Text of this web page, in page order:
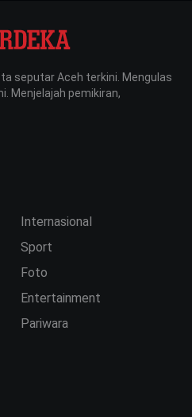
seputar Aceh terkini. Mengulas
Menjelajah pemikiran,
Internasional
Sport
Foto
Entertainment
Pariwara